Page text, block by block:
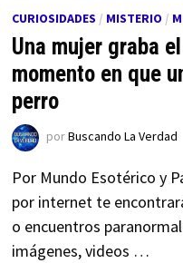
CURIOSIDADES / MISTERIO /
Una mujer graba
momento en que
perro
porBuscando La Verdad
Por Mundo Esotérico y
por internet te
o encuentros
imágenes, videos …